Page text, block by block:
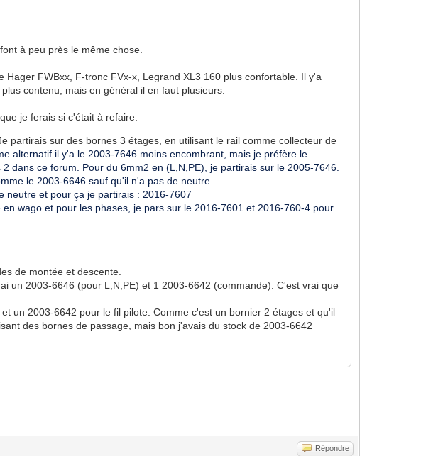
à peu près le même chose.
FWBxx, F-tronc FVx-x, Legrand XL3 160 plus confortable. Il y'a
contenu, mais en général il en faut plusieurs.
je ferais si c'était à refaire.
partirais sur des bornes 3 étages, en utilisant le rail comme collecteur de
alternatif il y'a le 2003-7646 moins encombrant, mais je préfère le
dans ce forum. Pour du 6mm2 en (L,N,PE), je partirais sur le 2005-7646.
le 2003-6646 sauf qu'il n'a pas de neutre.
neutre et pour ça je partirais : 2016-7607
wago et pour les phases, je pars sur le 2016-7601 et 2016-760-4 pour
de montée et descente.
un 2003-6646 (pour L,N,PE) et 1 2003-6642 (commande). C'est vrai que
un 2003-6642 pour le fil pilote. Comme c'est un bornier 2 étages et qu'il
des bornes de passage, mais bon j'avais du stock de 2003-6642
Répondre